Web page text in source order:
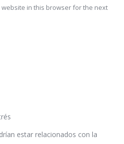
website in this browser for the next
estar relacionados con la